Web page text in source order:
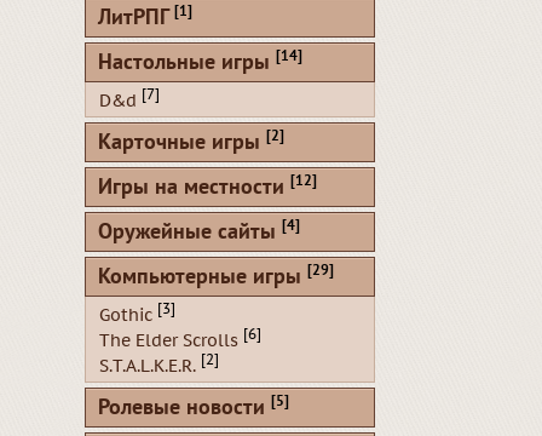
ЛитРПГ [1]
Настольные игры [14]
D&d [7]
Карточные игры [2]
Игры на местности [12]
Оружейные сайты [4]
Компьютерные игры [29]
Gothic [3]
The Elder Scrolls [6]
S.T.A.L.K.E.R. [2]
Ролевые новости [5]